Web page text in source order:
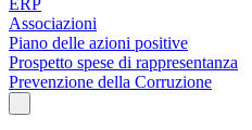
Associazioni
Piano delle azioni positive
Prospetto spese di rappresentanza
Prevenzione della Corruzione